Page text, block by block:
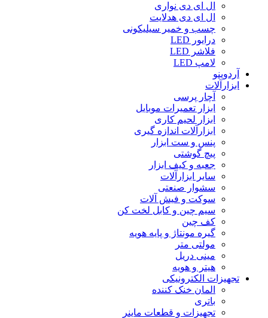
ال ای دی نواری
ال ای دی هدلایت
چسب و خمیر سیلیکونی
درایور LED
فلاشر LED
لامپ LED
آردوینو
ابزارآلات
آچار پرسی
ابزار تعمیرات موبایل
ابزار لحیم کاری
ابزارآلات اندازه گیری
پنس و ست ابزار
پیچ گوشتی
جعبه و کیف ابزار
سایر ابزارآلات
سشوار صنعتی
سوکت و فیش آلات
سیم چین و کابل لخت کن
کف چین
گیره مونتاژ و پایه هویه
مولتی متر
مینی دریل
هیتر و هویه
تجهیزات الکترونیکی
المان خنک کننده
باتری
تجهیزات و قطعات ماینر